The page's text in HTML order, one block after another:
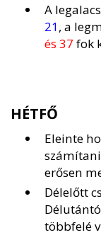
A
21, a
és 37 fok
HÉTFŐ
Eleinte
erősen
Délelőtt
többfelé